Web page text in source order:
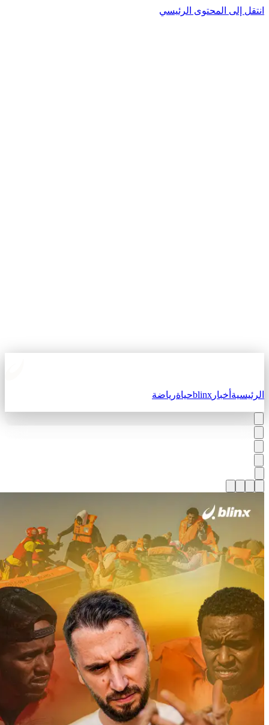
انتقل إلى المحتوى الرئيسي
الرئيسيةأخبارblinxحياةرياضة